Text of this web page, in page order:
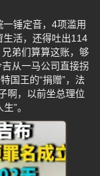
锤定音，4项滥用
活，还得吐出114
弟们算算这账，够
从一马公司直接拐
国王的“捐赠”，法
啊，以前坐总理位
”。